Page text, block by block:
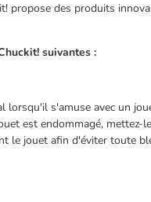
propose des produits
suivantes :
s'amuse avec un
est endommagé,
le jouet afin d'éviter toute